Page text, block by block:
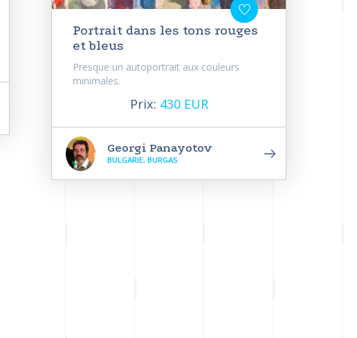
Portrait dans les tons rouges
et bleus
Presque un autoportrait aux couleurs
minimales.
Prix: 430 EUR
Georgi Panayotov
BULGARIE, BURGAS